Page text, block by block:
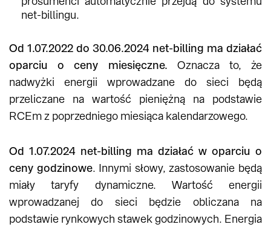
net-billingu.
Od 1.07.2022 do 30.06.2024 net-billing ma działać
oparciu o ceny miesięczne. Oznacza to, że
nadwyżki energii wprowadzane do sieci będą
przeliczane na wartość pieniężną na podstawie
RCEm z poprzedniego miesiąca kalendarzowego.
Od 1.07.2024 net-billing ma działać w oparciu o
ceny godzinowe. Innymi słowy, zastosowanie będą
miały taryfy dynamiczne. Wartość energii
wprowadzanej do sieci będzie obliczana na
podstawie rynkowych stawek godzinowych. Energia